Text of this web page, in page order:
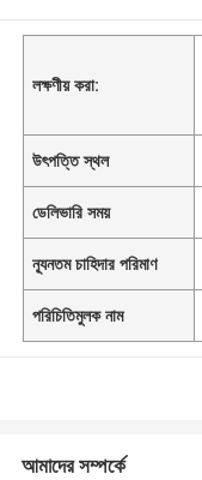
লক্ষণীয় করা:
উৎপত্তি স্থল
ডেলিভারি সময়
ন্যূনতম চাহিদার পরিমাণ
পরিচিতিমুলক নাম
আমাদের সম্পর্কে